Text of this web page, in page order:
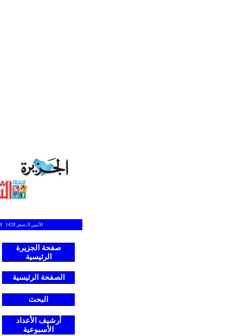
الأثنين 8 ,صفر 1428 العدد 188
صفحة الجزيرة
الرئيسية
الصفحة الرئيسية
البحث
أرشيف الأعداد
الأسبوعية